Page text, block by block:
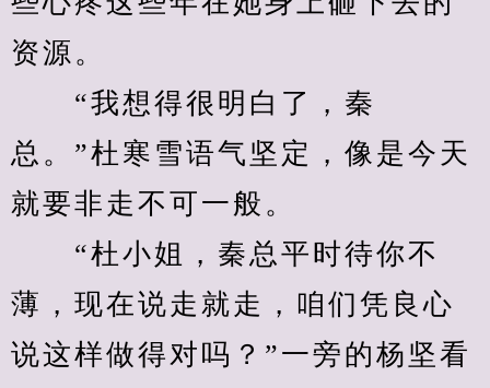
资源。
“我想得很明白了，秦
总。”杜寒雪语气坚定，像是今天
就要非走不可一般。
“杜小姐，秦总平时待你不
薄，现在说走就走，咱们凭良心
说这样做得对吗？”一旁的杨坚看